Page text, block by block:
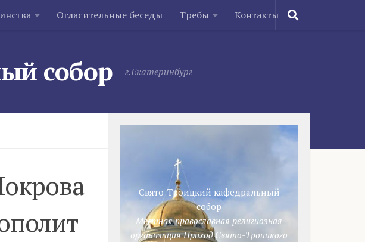
Огласительные беседы Требы Контакты
собор г.Екатеринбург
Свято-Троицкий кафедральный
собор
Местная православная религиозная
организация Приход Свято-Троицкого